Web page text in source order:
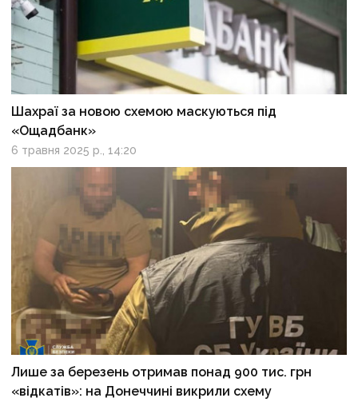
Шахраї за новою схемою маскуються під
«Ощадбанк»
6 травня 2025 р., 14:20
Лише за березень отримав понад 900 тис. грн
«відкатів»: на Донеччині викрили схему